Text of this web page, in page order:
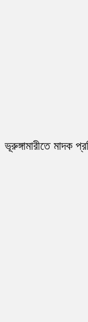
ভূরুঙ্গামারীতে মাদক